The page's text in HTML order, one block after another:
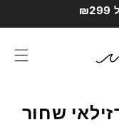
שחור